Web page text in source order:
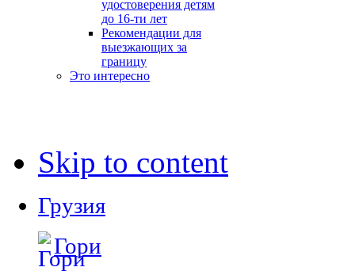
удостоверения детям
до 16-ти лет
Рекомендации для
выезжающих за
границу
Это интересно
Skip to content
Грузия
Гори